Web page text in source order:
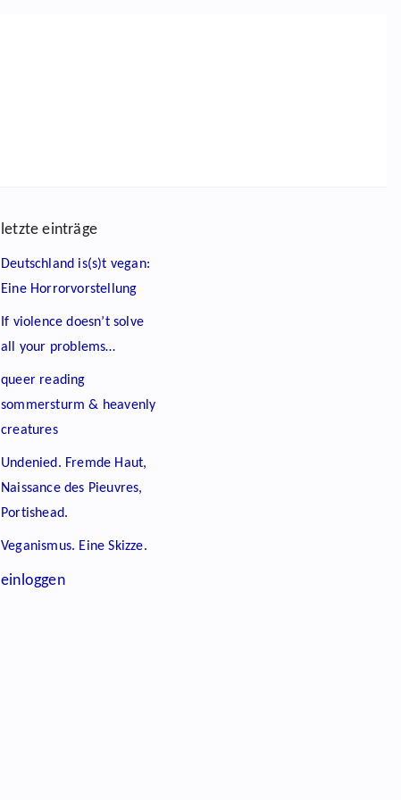
letzte einträge
Deutschland is(s)t vegan:
Eine Horrorvorstellung
If violence doesn’t solve
all your problems…
queer reading
sommersturm & heavenly
creatures
Undenied. Fremde Haut,
Naissance des Pieuvres,
Portishead.
Veganismus. Eine Skizze.
einloggen